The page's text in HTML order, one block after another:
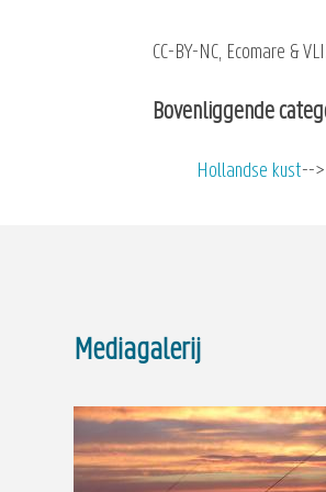
CC-BY-NC, Ecomare &
Bovenliggende
Hollandse kust
Mediagalerij